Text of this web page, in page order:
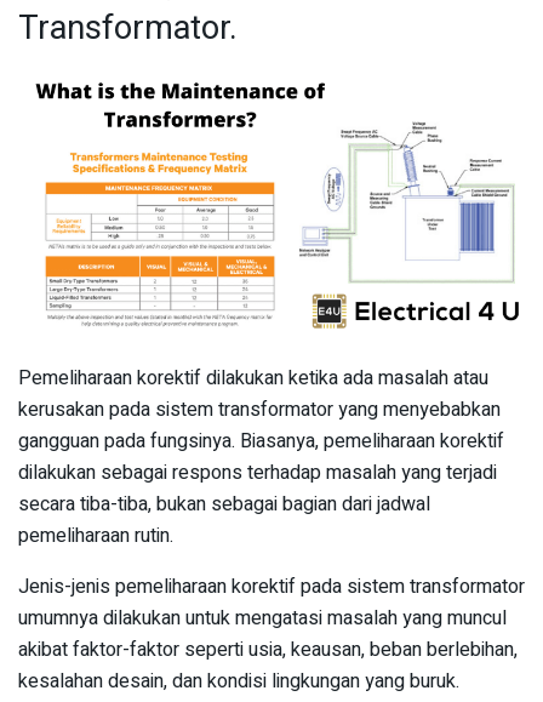
Transformator.
Pemeliharaan korektif dilakukan ketika ada masalah atau
kerusakan pada sistem transformator yang menyebabkan
gangguan pada fungsinya. Biasanya, pemeliharaan korektif
dilakukan sebagai respons terhadap masalah yang terjadi
secara tiba-tiba, bukan sebagai bagian dari jadwal
pemeliharaan rutin.
Jenis-jenis pemeliharaan korektif pada sistem transformator
umumnya dilakukan untuk mengatasi masalah yang muncul
akibat faktor-faktor seperti usia, keausan, beban berlebihan,
kesalahan desain, dan kondisi lingkungan yang buruk.